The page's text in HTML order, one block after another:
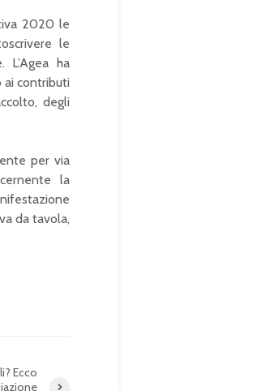
2020 le
le
ha
ai contributi
degli
per via
la
da tavola,
Ecco